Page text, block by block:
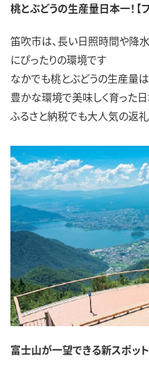
桃とぶどうの生産量日本一！【
笛吹市は、長い日照時間や降
にぴったりの環境です
なかでも桃とぶどうの生産量は
豊かな環境で美味しく育った
ふるさと納税でも大人気の返
富士山が一望できる新スポッ